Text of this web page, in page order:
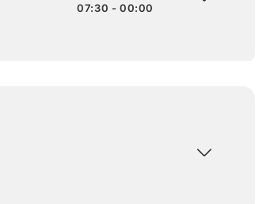
07:30 - 00:00